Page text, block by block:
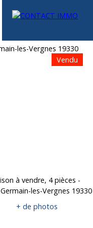
Estimation
Vendu
+ de photos